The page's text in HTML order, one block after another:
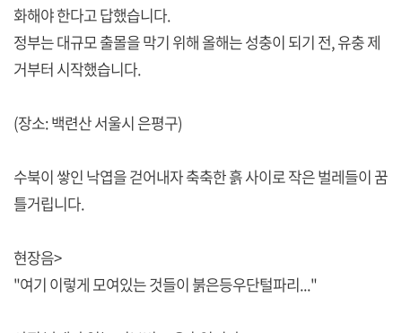
화해야 한다고 답했습니다.
정부는 대규모 출몰을 막기 위해 올해는 성충이 되기 전, 유충 제
거부터 시작했습니다.
(장소: 백련산 서울시 은평구)
수북이 쌓인 낙엽을 걷어내자 축축한 흙 사이로 작은 벌레들이 꿈
틀거립니다.
현장음>
"여기 이렇게 모여있는 것들이 붉은등우단털파리..."